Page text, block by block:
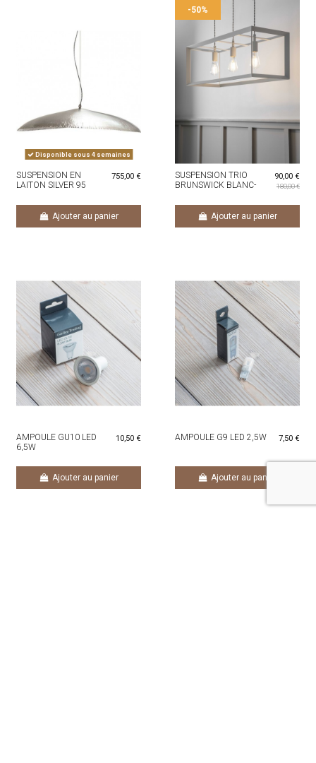
Disponible sous 4 semaines
SUSPENSION EN
LAITON SILVER 95
755,00 €
Ajouter au panier
-50%
SUSPENSION TRIO
BRUNSWICK BLANC-
90,00 €
180,00 €
Ajouter au panier
AMPOULE GU10 LED
6,5W
10,50 €
Ajouter au panier
AMPOULE G9 LED 2,5W 7,50 €
Ajouter au panier